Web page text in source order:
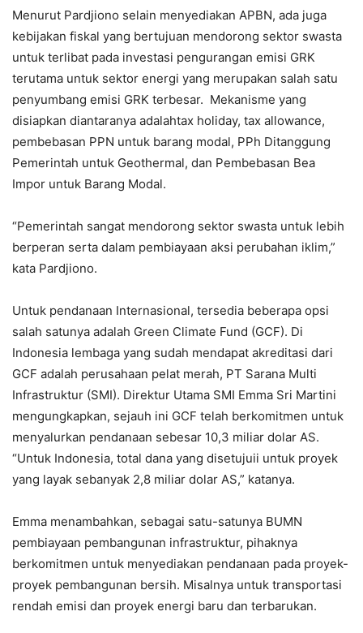
Menurut Pardjiono selain menyediakan APBN, ada juga
kebijakan fiskal yang bertujuan mendorong sektor swasta
untuk terlibat pada investasi pengurangan emisi GRK
terutama untuk sektor energi yang merupakan salah satu
penyumbang emisi GRK terbesar. Mekanisme yang
disiapkan diantaranya adalahtax holiday, tax allowance,
pembebasan PPN untuk barang modal, PPh Ditanggung
Pemerintah untuk Geothermal, dan Pembebasan Bea
Impor untuk Barang Modal.
“Pemerintah sangat mendorong sektor swasta untuk lebih
berperan serta dalam pembiayaan aksi perubahan iklim,”
kata Pardjiono.
Untuk pendanaan Internasional, tersedia beberapa opsi
salah satunya adalah Green Climate Fund (GCF). Di
Indonesia lembaga yang sudah mendapat akreditasi dari
GCF adalah perusahaan pelat merah, PT Sarana Multi
Infrastruktur (SMI). Direktur Utama SMI Emma Sri Martini
mengungkapkan, sejauh ini GCF telah berkomitmen untuk
menyalurkan pendanaan sebesar 10,3 miliar dolar AS.
“Untuk Indonesia, total dana yang disetujuii untuk proyek
yang layak sebanyak 2,8 miliar dolar AS,” katanya.
Emma menambahkan, sebagai satu-satunya BUMN
pembiayaan pembangunan infrastruktur, pihaknya
berkomitmen untuk menyediakan pendanaan pada proyek-
proyek pembangunan bersih. Misalnya untuk transportasi
rendah emisi dan proyek energi baru dan terbarukan.